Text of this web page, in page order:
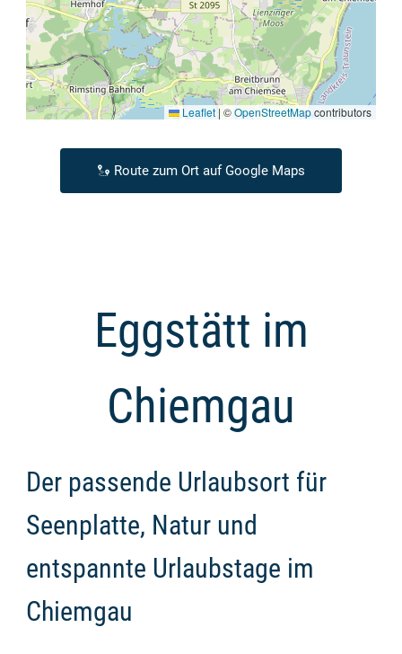
Leaflet | ©OpenStreetMapcontributors
Route zum Ort auf Google Maps
Eggstätt im
Chiemgau
Der passende Urlaubsort für
Seenplatte, Natur und
entspannte Urlaubstage im
Chiemgau